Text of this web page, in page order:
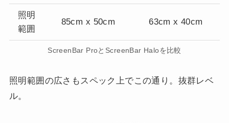
照明
範囲
85cm x 50cm 63cm x 40cm
ScreenBar ProとScreenBar Haloを比較
照明範囲の広さもスペック上でこの通り。抜群レベ
ル。